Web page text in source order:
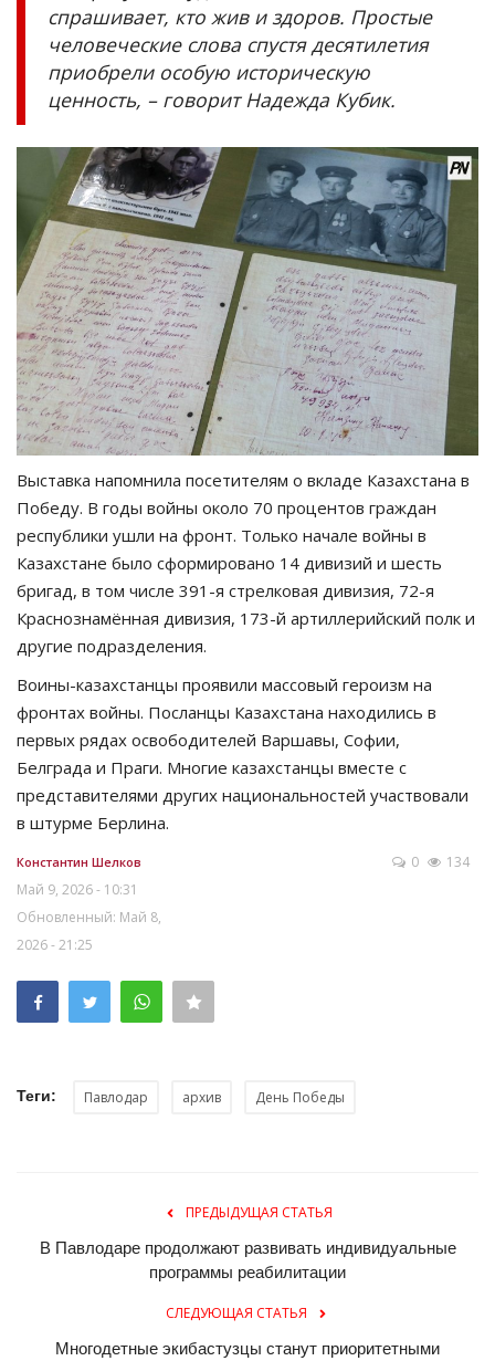
спрашивает, кто жив и здоров. Простые
человеческие слова спустя десятилетия
приобрели особую историческую
ценность, – говорит Надежда Кубик.
Выставка напомнила посетителям о вкладе Казахстана в
Победу. В годы войны около 70 процентов граждан
республики ушли на фронт. Только начале войны в
Казахстане было сформировано 14 дивизий и шесть
бригад, в том числе 391-я стрелковая дивизия, 72-я
Краснознамённая дивизия, 173-й артиллерийский полк и
другие подразделения.
Воины-казахстанцы проявили массовый героизм на
фронтах войны. Посланцы Казахстана находились в
первых рядах освободителей Варшавы, Софии,
Белграда и Праги. Многие казахстанцы вместе с
представителями других национальностей участвовали
в штурме Берлина.
Константин Шелков
Май 9, 2026 - 10:31
Обновленный: Май 8,
2026 - 21:25
0 134
Теги: Павлодар архив День Победы
ПРЕДЫДУЩАЯ СТАТЬЯ
В Павлодаре продолжают развивать индивидуальные
программы реабилитации
СЛЕДУЮЩАЯ СТАТЬЯ
Многодетные экибастузцы станут приоритетными